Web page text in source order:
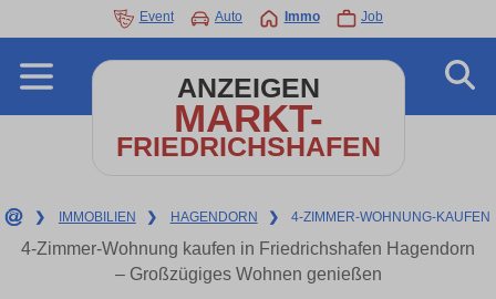
Event Auto Immo Job
ANZEIGEN
MARKT-
FRIEDRICHSHAFEN
❯ IMMOBILIEN ❯ HAGENDORN ❯ 4-ZIMMER-WOHNUNG-KAUFEN
4-Zimmer-Wohnung kaufen in Friedrichshafen Hagendorn
– Großzügiges Wohnen genießen